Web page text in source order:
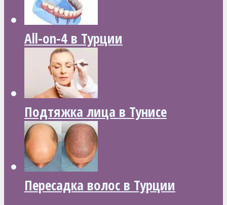
All-on-4 в Турции
Подтяжка лица в Тунисе
Пересадка волос в Турции